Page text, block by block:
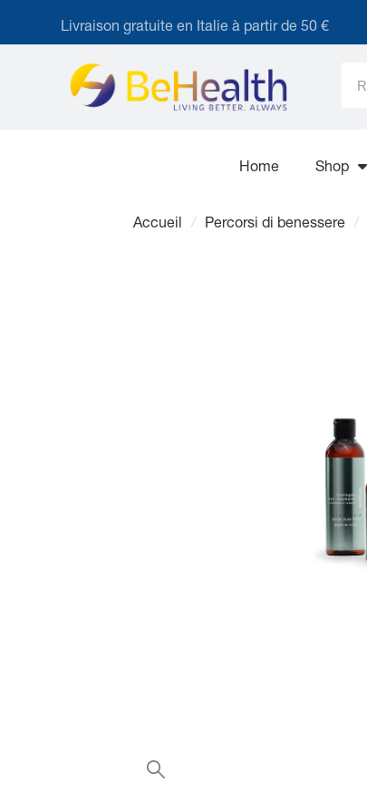
Livraison gratuite en Italie à partir de 50 €
Home Shop
Accueil Percorsi di benessere